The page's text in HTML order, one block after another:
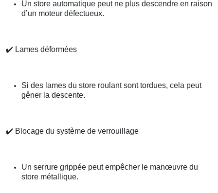
Un store automatique peut ne plus descendre en raison
d’un moteur défectueux.
✔️ Lames déformées
Si des lames du store roulant sont tordues, cela peut
gêner la descente.
✔️ Blocage du système de verrouillage
Un serrure grippée peut empêcher le manœuvre du
store métallique.